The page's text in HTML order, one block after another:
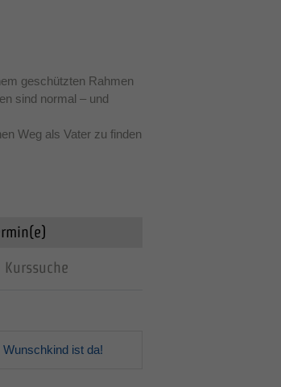
geschützten Rahmen
sind normal – und
Weg als Vater zu finden
Kurssuche
ist da!